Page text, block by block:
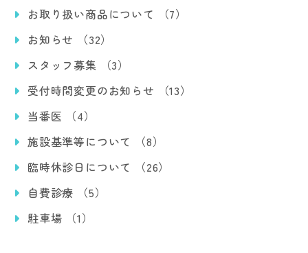
お取り扱い商品について （7）
お知らせ （32）
スタッフ募集 （3）
受付時間変更のお知らせ （13）
当番医 （4）
施設基準等について （8）
臨時休診日について （26）
自費診療 （5）
駐車場 （1）